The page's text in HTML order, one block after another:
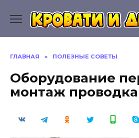
содержанию
ГЛАВНАЯ » ПОЛЕЗНЫЕ СОВЕТЫ
Оборудование
монтаж проводка